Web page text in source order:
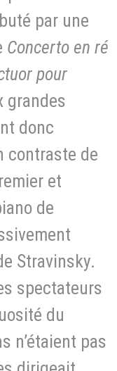
par une
Concerto en ré
pour
grandes
donc
contraste de
et
de
Stravinsky.
spectateurs
du
n’étaient pas